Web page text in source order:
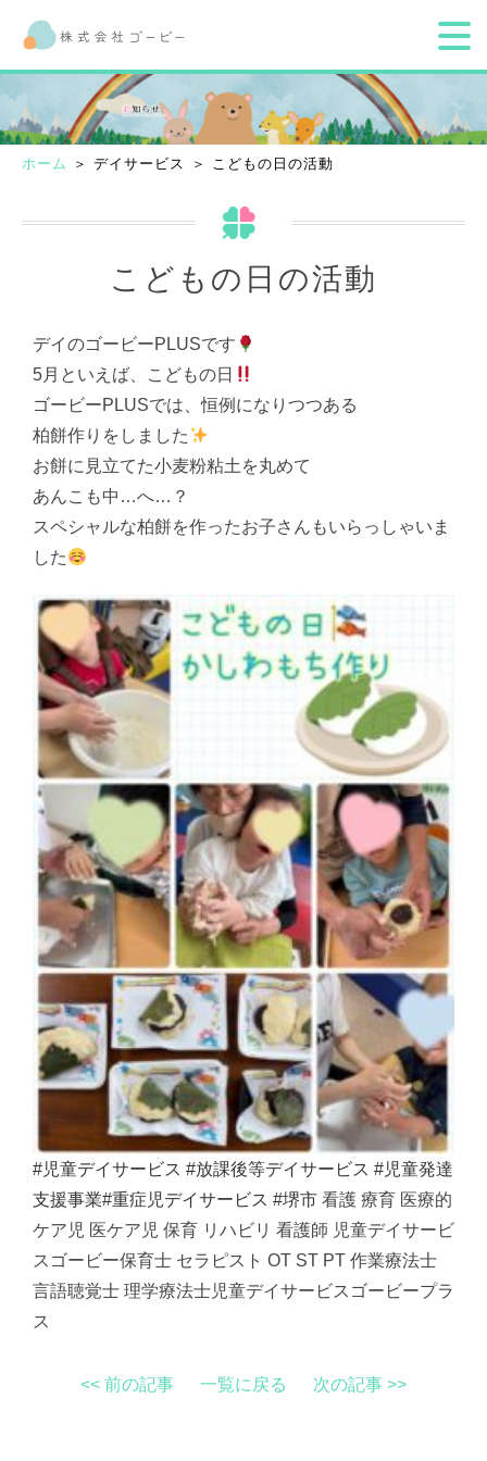
ホーム ＞ デイサービス ＞ こどもの日の活動
こどもの日の活動
デイのゴービーPLUSです
5月といえば、こどもの日
ゴービーPLUSでは、恒例になりつつある
柏餅作りをしました
お餅に見立てた小麦粉粘土を丸めて
あんこも中…へ…？
スペシャルな柏餅を作ったお子さんもいらっしゃいま
した
#児童デイサービス #放課後等デイサービス #児童発達
支援事業#重症児デイサービス #堺市 看護 療育 医療的
ケア児 医ケア児 保育 リハビリ 看護師 児童デイサービ
スゴービー保育士 セラピスト OT ST PT 作業療法士
言語聴覚士 理学療法士児童デイサービスゴービープラ
ス
<< 前の記事 一覧に戻る 次の記事 >>